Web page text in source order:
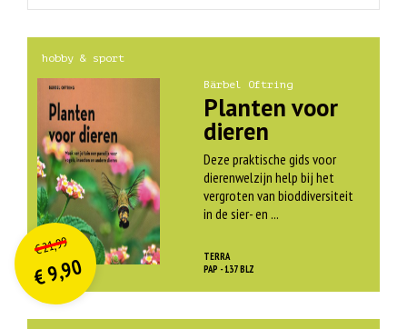
hobby & sport
Bärbel Oftring
Planten voor
dieren
Deze praktische gids voor
dierenwelzijn help bij het
vergroten van bioddiversiteit
in de sier- en ...
TERRA
PAP - 137 BLZ
€21,99O
orspr
onkelijke
prijs
was:
€ 21,99.
€9,90
Huidige
prijs
is:
€ 9,90.